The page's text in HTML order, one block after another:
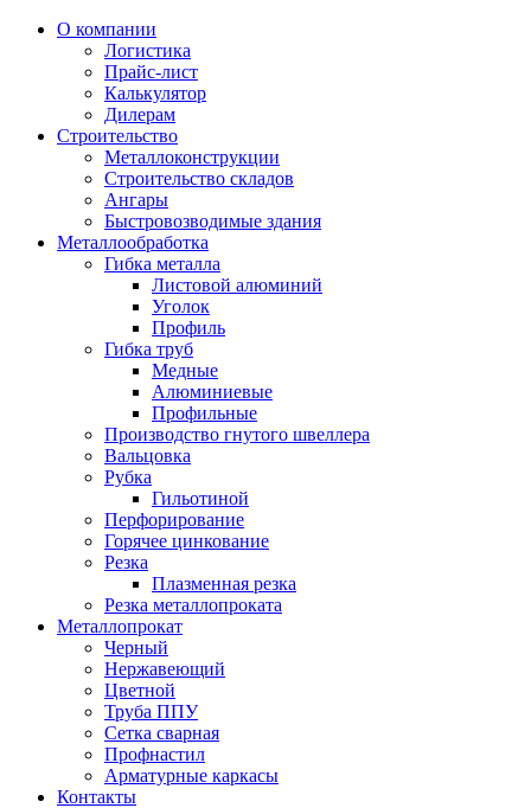
О компании
Логистика
Прайс-лист
Калькулятор
Дилерам
Строительство
Металлоконструкции
Строительство складов
Ангары
Быстровозводимые здания
Металлообработка
Гибка металла
Листовой алюминий
Уголок
Профиль
Гибка труб
Медные
Алюминиевые
Профильные
Производство гнутого швеллера
Вальцовка
Рубка
Гильотиной
Перфорирование
Горячее цинкование
Резка
Плазменная резка
Резка металлопроката
Металлопрокат
Черный
Нержавеющий
Цветной
Труба ППУ
Сетка сварная
Профнастил
Арматурные каркасы
Контакты